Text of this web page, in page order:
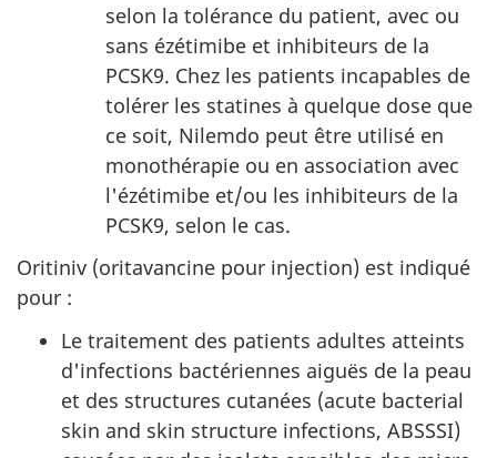
selon la tolérance du patient, avec ou
sans ézétimibe et inhibiteurs de la
PCSK9. Chez les patients incapables de
tolérer les statines à quelque dose que
ce soit, Nilemdo peut être utilisé en
monothérapie ou en association avec
l'ézétimibe et/ou les inhibiteurs de la
PCSK9, selon le cas.
Oritiniv (oritavancine pour injection) est indiqué
pour :
Le traitement des patients adultes atteints
d'infections bactériennes aiguës de la peau
et des structures cutanées (acute bacterial
skin and skin structure infections, ABSSSI)